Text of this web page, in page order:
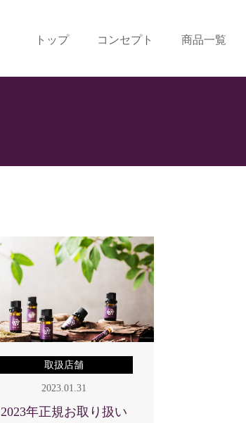
トップ コンセプト 商品一覧
取扱店舗
2023.01.31
2023年正規お取り扱い